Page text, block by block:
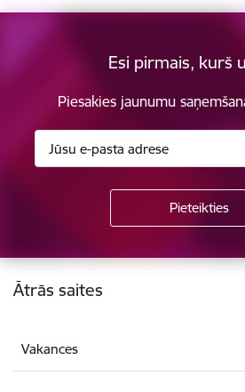
Esi pirmais, kurš
Piesakies jaunumu
Kājene
Ātrās saites
Vakances